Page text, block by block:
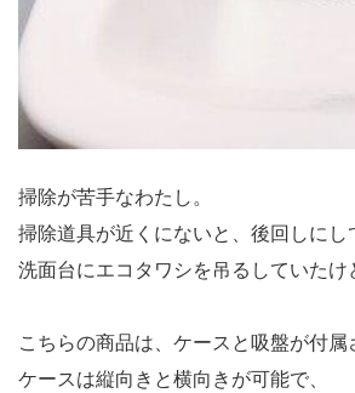
掃除が苦手なわたし。
掃除道具が近くにないと、後回しにし
洗面台にエコタワシを吊るしていたけ
こちらの商品は、ケースと吸盤が付属
ケースは縦向きと横向きが可能で、